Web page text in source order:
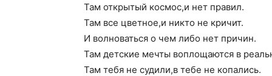
Там открытый космос,и нет правил.
Там все цветное,и никто не кричит.
И волноваться о чем либо нет причин.
Там детские мечты воплощаются в
Там тебя не судили,в тебе не копались.